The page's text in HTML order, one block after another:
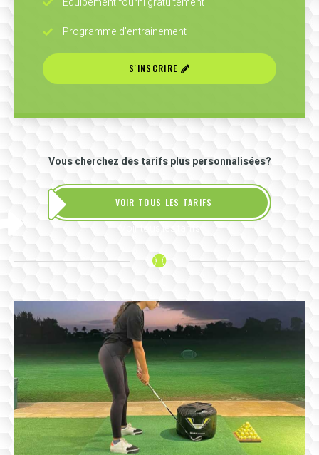
Programme d'entrainement
S'INSCRIRE
Vous cherchez des tarifs plus personnalisées?
VOIR TOUS LES TARIFS